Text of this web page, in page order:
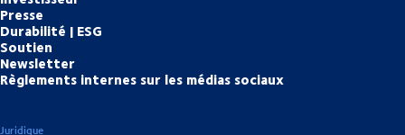
Presse
Durabilité | ESG
Soutien
Newsletter
Règlements internes sur les médias sociaux
Juridique